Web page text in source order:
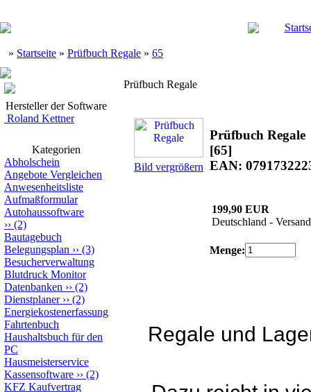
» Startseite » Prüfbuch Regale » 65
Hersteller der Software
Roland Kettner
Kategorien
Abholschein
Angebote Vergleichen
Anwesenheitsliste
Aufmaßformular
Autohaussoftware
›› (2)
Bautagebuch
Belegungsplan ›› (3)
Besucherverwaltung
Blutdruck Monitor
Datenbanken ›› (2)
Dienstplaner›› (2)
Energiekostenerfassung
Fahrtenbuch
Haushaltsbuch für den
PC
Hausmeisterservice
Kassensoftware ›› (2)
KFZ Kaufvertrag
Prüfbuch Regale
Bild vergrößern
Prüfbuch Regale
[65]
EAN:
199,90 EUR
Deutschland -
Menge:
Regale und